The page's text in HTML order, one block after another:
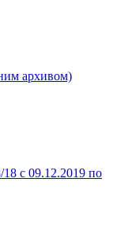
архивом)
с 09.12.2019 по